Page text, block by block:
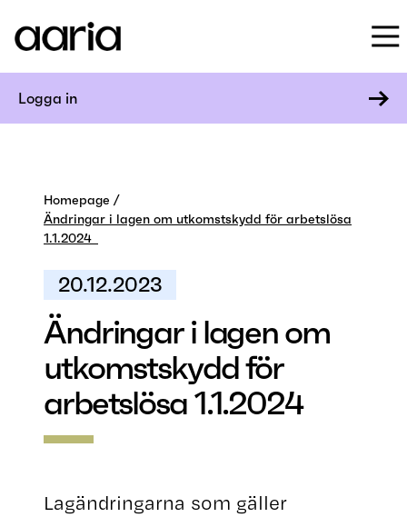
Logga in
Homepage
Ändringar i lagen om utkomstskydd för arbetslösa
1.1.2024
20.12.2023
Ändringar i lagen om
utkomstskydd för
arbetslösa 1.1.2024
Lagändringarna som gäller